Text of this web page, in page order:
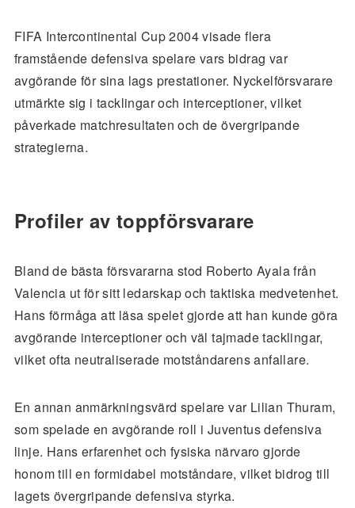
FIFA Intercontinental Cup 2004 visade flera
framstående defensiva spelare vars bidrag var
avgörande för sina lags prestationer. Nyckelförsvarare
utmärkte sig i tacklingar och interceptioner, vilket
påverkade matchresultaten och de övergripande
strategierna.
Profiler av toppförsvarare
Bland de bästa försvararna stod Roberto Ayala från
Valencia ut för sitt ledarskap och taktiska medvetenhet.
Hans förmåga att läsa spelet gjorde att han kunde göra
avgörande interceptioner och väl tajmade tacklingar,
vilket ofta neutraliserade motståndarens anfallare.
En annan anmärkningsvärd spelare var Lilian Thuram,
som spelade en avgörande roll i Juventus defensiva
linje. Hans erfarenhet och fysiska närvaro gjorde
honom till en formidabel motståndare, vilket bidrog till
lagets övergripande defensiva styrka.